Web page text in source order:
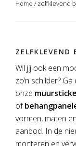
Home / zelfklevend
ZELFKLEVEND
Wil jij ook een
zo’n schilder?
onze
of
vormen, maten
aanbod. In de
monteren en